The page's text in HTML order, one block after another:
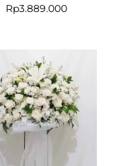
Rp3.889.000